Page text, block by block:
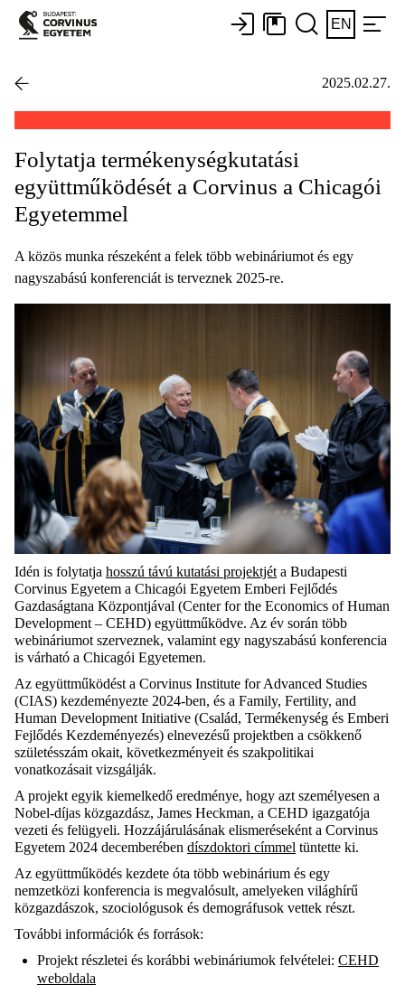
EN
2025.02.27.
Folytatja termékenységkutatási
együttműködését a Corvinus a Chicagói
Egyetemmel
A közös munka részeként a felek több webináriumot és egy
nagyszabású konferenciát is terveznek 2025-re.
Idén is folytatja hosszú távú kutatási projektjét a Budapesti
Corvinus Egyetem a Chicagói Egyetem Emberi Fejlődés
Gazdaságtana Központjával (Center for the Economics of Human
Development – CEHD) együttműködve. Az év során több
webináriumot szerveznek, valamint egy nagyszabású konferencia
is várható a Chicagói Egyetemen.
Az együttműködést a Corvinus Institute for Advanced Studies
(CIAS) kezdeményezte 2024-ben, és a Family, Fertility, and
Human Development Initiative (Család, Termékenység és Emberi
Fejlődés Kezdeményezés) elnevezésű projektben a csökkenő
születésszám okait, következményeit és szakpolitikai
vonatkozásait vizsgálják.
A projekt egyik kiemelkedő eredménye, hogy azt személyesen a
Nobel-díjas közgazdász, James Heckman, a CEHD igazgatója
vezeti és felügyeli. Hozzájárulásának elismeréseként a Corvinus
Egyetem 2024 decemberében díszdoktori címmel tüntette ki.
Az együttműködés kezdete óta több webinárium és egy
nemzetközi konferencia is megvalósult, amelyeken világhírű
közgazdászok, szociológusok és demográfusok vettek részt.
További információk és források:
Projekt részletei és korábbi webináriumok felvételei: CEHD
weboldala